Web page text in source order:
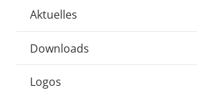
Aktuelles
Downloads
Logos